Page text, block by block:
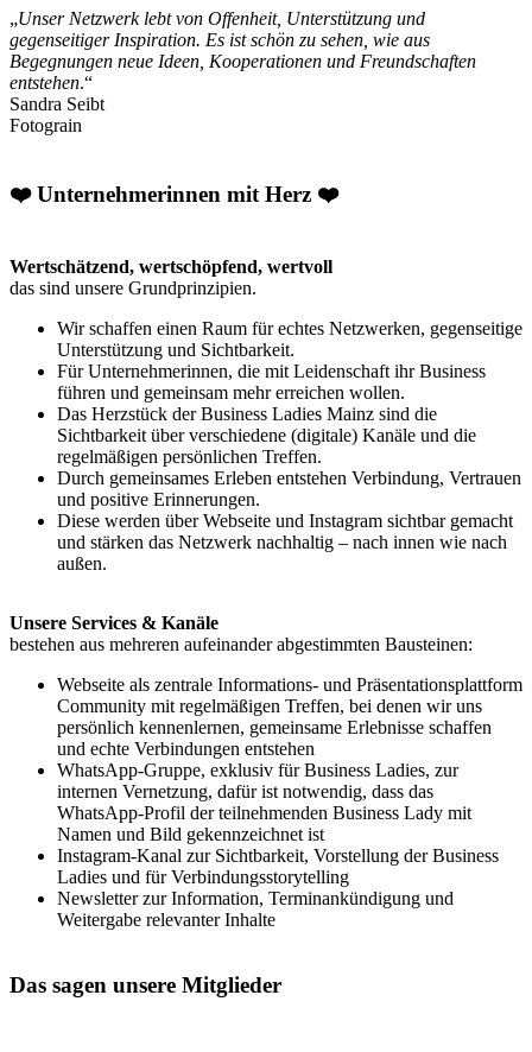
„Unser Netzwerk lebt von Offenheit, Unterstützung und
gegenseitiger Inspiration. Es ist schön zu sehen, wie aus
Begegnungen neue Ideen, Kooperationen und Freundschaften
entstehen.“
Sandra Seibt
Fotograin
❤️ Unternehmerinnen mit Herz ❤️
Wertschätzend, wertschöpfend, wertvoll
das sind unsere Grundprinzipien.
Wir schaffen einen Raum für echtes Netzwerken, gegenseitige
Unterstützung und Sichtbarkeit.
Für Unternehmerinnen, die mit Leidenschaft ihr Business
führen und gemeinsam mehr erreichen wollen.
Das Herzstück der Business Ladies Mainz sind die
Sichtbarkeit über verschiedene (digitale) Kanäle und die
regelmäßigen persönlichen Treffen.
Durch gemeinsames Erleben entstehen Verbindung, Vertrauen
und positive Erinnerungen.
Diese werden über Webseite und Instagram sichtbar gemacht
und stärken das Netzwerk nachhaltig – nach innen wie nach
außen.
Unsere Services & Kanäle
bestehen aus mehreren aufeinander abgestimmten Bausteinen:
Webseite als zentrale Informations- und Präsentationsplattform
Community mit regelmäßigen Treffen, bei denen wir uns
persönlich kennenlernen, gemeinsame Erlebnisse schaffen
und echte Verbindungen entstehen
WhatsApp-Gruppe, exklusiv für Business Ladies, zur
internen Vernetzung, dafür ist notwendig, dass das
WhatsApp-Profil der teilnehmenden Business Lady mit
Namen und Bild gekennzeichnet ist
Instagram-Kanal zur Sichtbarkeit, Vorstellung der Business
Ladies und für Verbindungsstorytelling
Newsletter zur Information, Terminankündigung und
Weitergabe relevanter Inhalte
Das sagen unsere Mitglieder